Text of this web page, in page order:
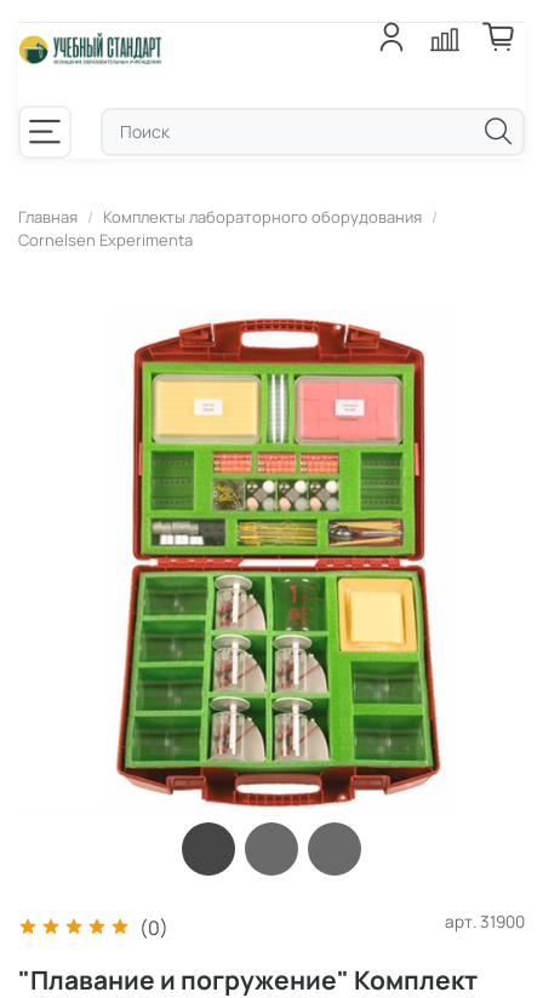
Главная
Комплекты лабораторного оборудования
Cornelsen Experimenta
(0) арт. 31900
"Плавание и погружение" Комплект